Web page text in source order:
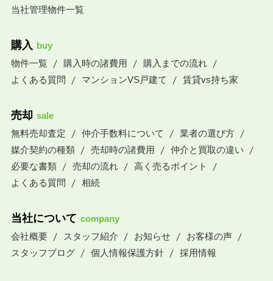
当社管理物件一覧
購入 buy
物件一覧
購入時の諸費用
購入までの流れ
よくある質問
マンションVS戸建て 賃貸vs持ち家
売却 sale
無料売却査定
仲介手数料について
業者の選び方
媒介契約の種類
売却時の諸費用
仲介と買取の違い
必要な書類
売却の流れ
高く売るポイント
よくある質問
相続
当社について company
会社概要
スタッフ紹介 お知らせ
お客様の声
スタッフブログ
個人情報保護方針 採用情報